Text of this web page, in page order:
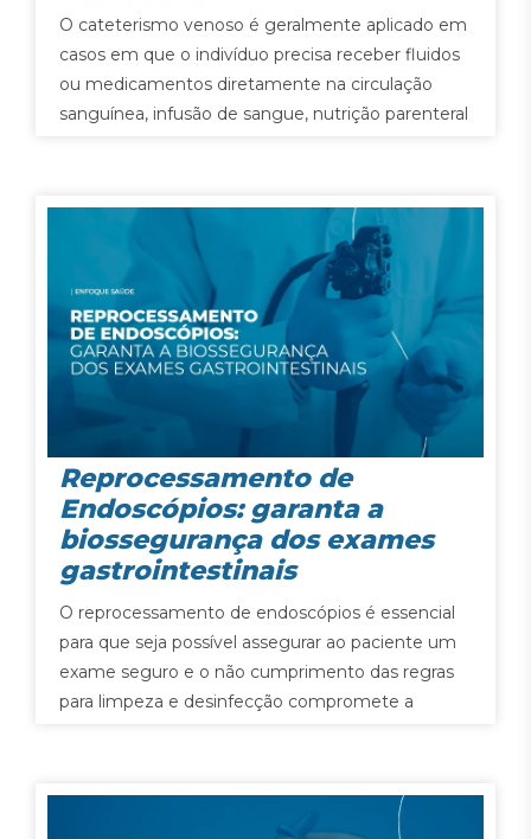
O cateterismo venoso é geralmente aplicado em
casos em que o indivíduo precisa receber fluidos
ou medicamentos diretamente na circulação
sanguínea, infusão de sangue, nutrição parenteral
Reprocessamento de
Endoscópios: garanta a
biossegurança dos exames
gastrointestinais
O reprocessamento de endoscópios é essencial
para que seja possível assegurar ao paciente um
exame seguro e o não cumprimento das regras
para limpeza e desinfecção compromete a
patógenos.